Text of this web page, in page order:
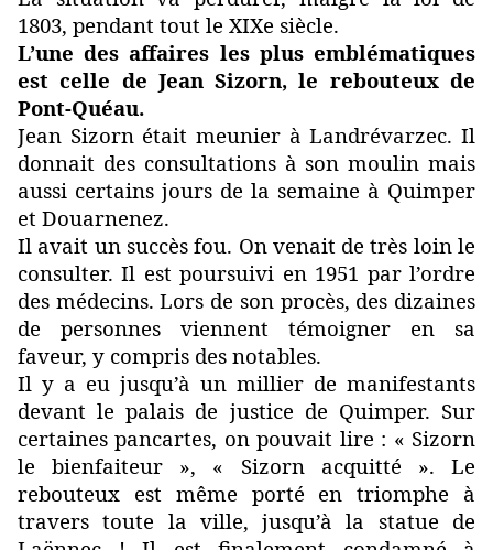
1803, pendant tout le XIXe siècle.
L’une des affaires les plus emblématiques
est celle de Jean Sizorn, le rebouteux de
Pont-Quéau.
Jean Sizorn était meunier à Landrévarzec. Il
donnait des consultations à son moulin mais
aussi certains jours de la semaine à Quimper
et Douarnenez.
Il avait un succès fou. On venait de très loin le
consulter. Il est poursuivi en 1951 par l’ordre
des médecins. Lors de son procès, des dizaines
de personnes viennent témoigner en sa
faveur, y compris des notables.
Il y a eu jusqu’à un millier de manifestants
devant le palais de justice de Quimper. Sur
certaines pancartes, on pouvait lire : « Sizorn
le bienfaiteur », « Sizorn acquitté ». Le
rebouteux est même porté en triomphe à
travers toute la ville, jusqu’à la statue de